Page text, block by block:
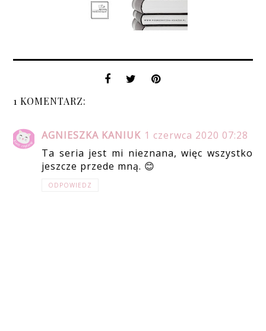
1 KOMENTARZ:
AGNIESZKA KANIUK 1 czerwca 2020 07:28
Ta seria jest mi nieznana, więc wszystko
jeszcze przede mną. 😊
ODPOWIEDZ